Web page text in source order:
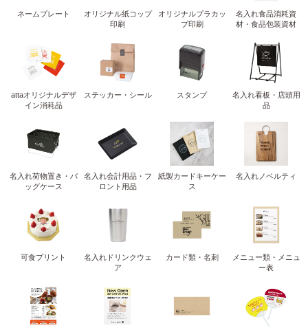
ネームプレート
オリジナル紙コップ
印刷
オリジナルプラカッ
プ印刷
名入れ食品消耗資
材・食品包装資材
attaオリジナルデザ
イン消耗品
ステッカー・シール スタンプ
名入れ看板・店頭用
品
名入れ荷物置き・バ
ッグケース
名入れ会計用品・フ
ロント用品
紙製カードキーケー
ス
名入れノベルティ
可食プリント
名入れドリンクウェ
ア
カード類・名刺
メニュー類・メニュ
ー表